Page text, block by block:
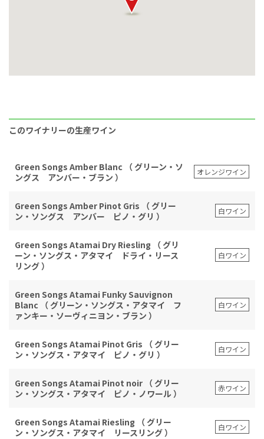
このワイナリーの生産ワイン
Green Songs Amber Blanc （ グリーン・ソ
ングス アンバー・ブラン ）
オレンジワイン
Green Songs Amber Pinot Gris （ グリー
ン・ソングス アンバー ピノ・グリ ）
白ワイン
Green Songs Atamai Dry Riesling （ グリ
ーン・ソングス・アタマイ ドライ・リース
リング ）
白ワイン
Green Songs Atamai Funky Sauvignon
Blanc （ グリーン・ソングス・アタマイ フ
ァンキー・ソーヴィニヨン・ブラン ）
白ワイン
Green Songs Atamai Pinot Gris （ グリー
ン・ソングス・アタマイ ピノ・グリ ）
白ワイン
Green Songs Atamai Pinot noir （ グリー
ン・ソングス・アタマイ ピノ・ノワール ）
赤ワイン
Green Songs Atamai Riesling （ グリー
ン・ソングス・アタマイ リースリング ）
白ワイン